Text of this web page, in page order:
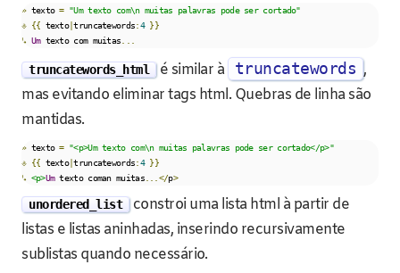
» texto = "Um texto com\n muitas palavras pode ser cortado"
⎀ {{ texto|truncatewords:4 }}
↳ Um texto com muitas...
truncatewords_html é similar à truncatewords ,
mas evitando eliminar tags html. Quebras de linha são
mantidas.
» texto = "<p>Um texto com\n muitas palavras pode ser cortado</p>"
⎀ {{ texto|truncatewords:4 }}
↳ <p>Um texto coman muitas...</p>
unordered_list constroi uma lista html à partir de
listas e listas aninhadas, inserindo recursivamente
sublistas quando necessário.